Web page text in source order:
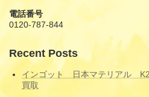
電話番号
0120-787-844
Recent Posts
インゴット 日本マテリア
買取